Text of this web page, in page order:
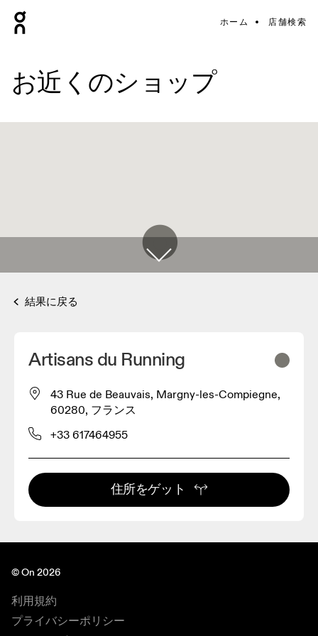
ホーム 店舗検索
お近くのショップ
結果に戻る
Artisans du Running
43 Rue de Beauvais, Margny-les-Compiegne,
60280, フランス
+33 617464955
住所をゲット
© On 2026
利用規約
プライバシーポリシー